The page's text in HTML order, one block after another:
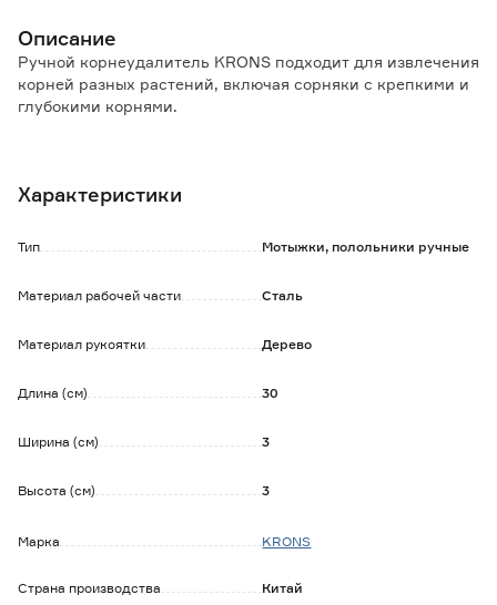
Описание
Ручной корнеудалитель KRONS подходит для извлечения
корней разных растений, включая сорняки с крепкими и
глубокими корнями.
порошковой эмалью для защиты от коррозии;
подвешивания инструмента.
Характеристики
Тип Мотыжки, полольники ручные
Материал рабочей части Сталь
Материал рукоятки Дерево
Длина (см) 30
Ширина (см) 3
Высота (см) 3
Марка KRONS
Страна производства Китай